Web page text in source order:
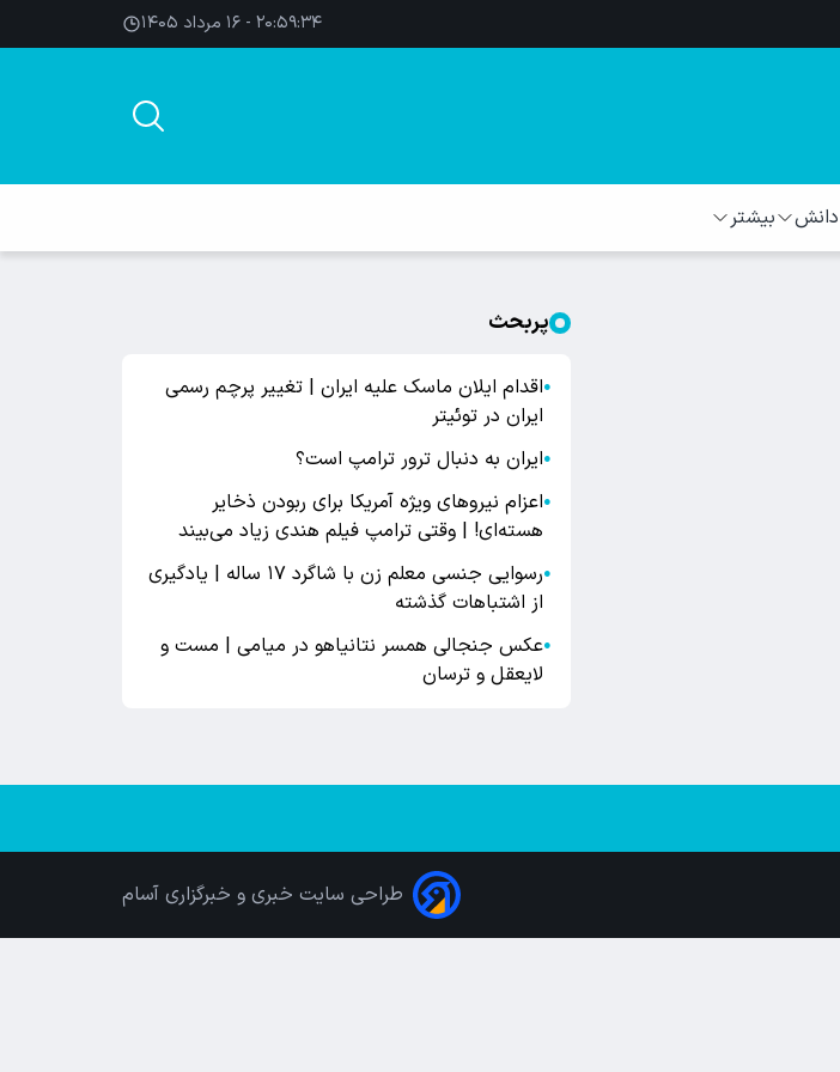
۲۰:۵۹:۳۴ - ۱۶ مرداد ۱۴۰۵
دانش بیشتر
پربحث
●اقدام ایلان ماسک علیه ایران | تغییر پرچم رسمی
ایران در توئیتر
●ایران به دنبال ترور ترامپ است؟
●اعزام نیروهای ویژه آمریکا برای ربودن ذخایر
هسته‌ای! | وقتی ترامپ فیلم هندی زیاد می‌بیند
●
رسوایی جنسی معلم زن با شاگرد ۱۷ ساله | یادگیری
از اشتباهات گذشته
●عکس جنجالی همسر نتانیاهو در میامی | مست و
لایعقل و ترسان
طراحی سایت خبری و خبرگزاری آسام